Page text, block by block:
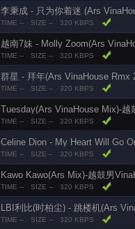
李秉成 - 只为你着迷 (Ars
TIME -- SIZE -- 320 KBPS
越南7妹 - Molly Zoom(Ars
TIME -- SIZE -- 320 KBPS
群星 - 拜年(Ars VinaHouse Rmx
TIME -- SIZE -- 320 KBPS
Tuesday(Ars VinaHouse Mix)-越
TIME -- SIZE -- 320 KBPS
Celine Dion - My Heart Will Go
TIME -- SIZE -- 320 KBPS
Kawo Kawo(Ars Mix)-越鼓男
TIME -- SIZE -- 320 KBPS
LBI利比(时柏尘) - 跳楼机(Ars
TIME -- SIZE -- 320 KBPS